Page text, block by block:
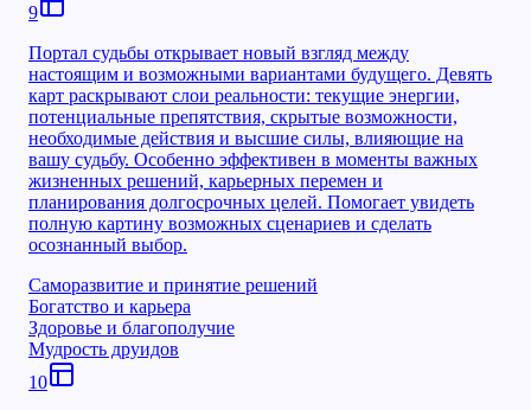
9
Портал судьбы открывает новый взгляд между
настоящим и возможными вариантами будущего. Девять
карт раскрывают слои реальности: текущие энергии,
потенциальные препятствия, скрытые возможности,
необходимые действия и высшие силы, влияющие на
вашу судьбу. Особенно эффективен в моменты важных
жизненных решений, карьерных перемен и
планирования долгосрочных целей. Помогает увидеть
полную картину возможных сценариев и сделать
осознанный выбор.
Саморазвитие и принятие решений
Богатство и карьера
Здоровье и благополучие
Мудрость друидов
10